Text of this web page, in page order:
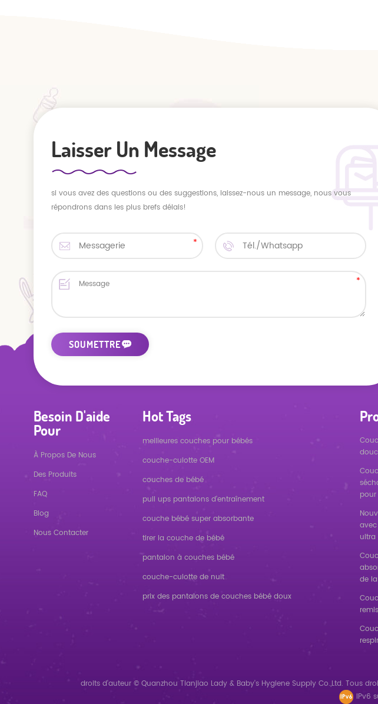
Laisser Un Message
si vous avez des questions ou des suggestions, laissez-nous un message, nous vous
répondrons dans les plus brefs délais!
Besoin D'aide
Pour
À Propos De Nous
Des Produits
FAQ
Blog
Nous Contacter
Hot Tags
meilleures couches pour bébés
couche-culotte OEM
couches de bébé
pull ups pantalons d'entraînement
couche bébé super absorbante
tirer la couche de bébé
pantalon à couches bébé
couche-culotte de nuit
prix des pantalons de couches bébé doux
ultra
de
droits d'auteur © Quanzhou Tianjiao Lady & Baby's Hygiene Supply Co.,Ltd. Tous
IPv6